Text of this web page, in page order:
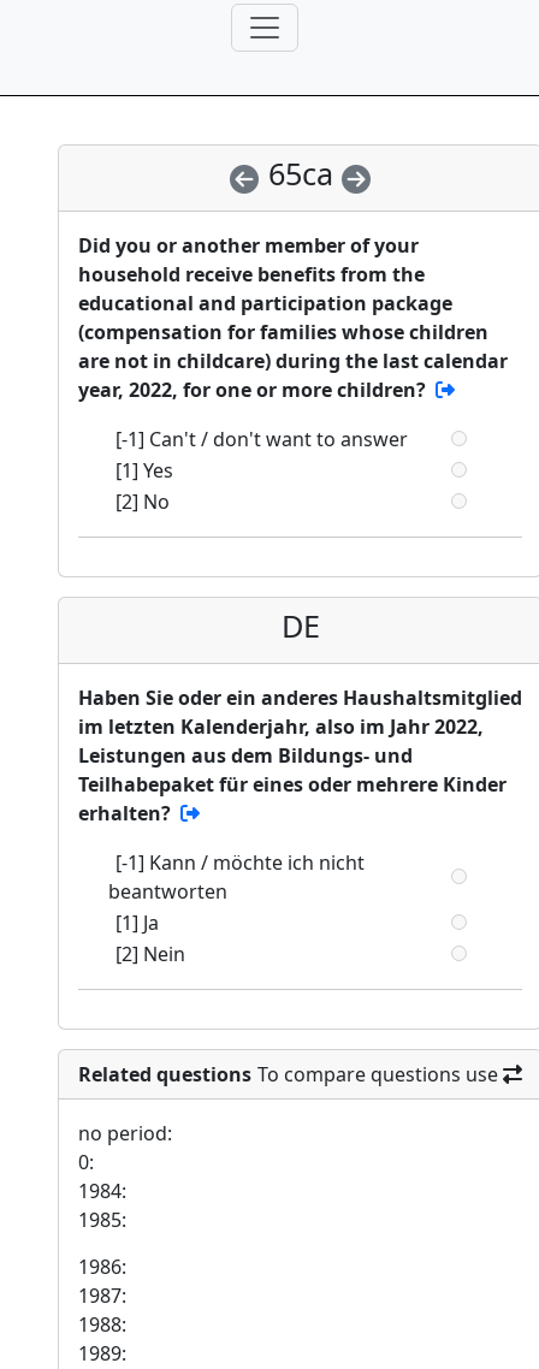
65ca
Did you or another member of your
household receive benefits from the
educational and participation package
(compensation for families whose children
are not in childcare) during the last calendar
year, 2022, for one or more children?
[-1] Can't / don't want to answer
[1] Yes
[2] No
DE
Haben Sie oder ein anderes Haushaltsmitglied
im letzten Kalenderjahr, also im Jahr 2022,
Leistungen aus dem Bildungs- und
Teilhabepaket für eines oder mehrere Kinder
erhalten?
[-1] Kann / möchte ich nicht
beantworten
[1] Ja
[2] Nein
Related questions To compare questions use
no period:
0:
1984:
1985:
1986:
1987:
1988:
1989: